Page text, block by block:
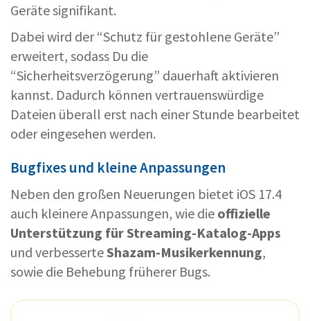
Geräte signifikant.
Dabei wird der “Schutz für gestohlene Geräte”
erweitert, sodass Du die
“Sicherheitsverzögerung” dauerhaft aktivieren
kannst. Dadurch können vertrauenswürdige
Dateien überall erst nach einer Stunde bearbeitet
oder eingesehen werden.
Bugfixes und kleine Anpassungen
Neben den großen Neuerungen bietet iOS 17.4
auch kleinere Anpassungen, wie die offizielle
Unterstützung für Streaming-Katalog-Apps
und verbesserteShazam-Musikerkennung,
sowie die Behebung früherer Bugs.